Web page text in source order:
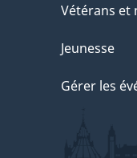
Vétérans et
Jeunesse
Gérer les